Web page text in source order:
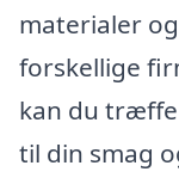
materialer
forskellige
kan du
til din smag